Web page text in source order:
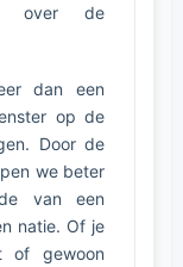
over de
dan een
op de
Door de
we beter
van een
natie. Of je
of gewoon